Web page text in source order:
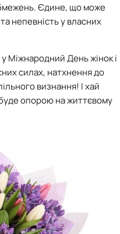
Єдине, що може
непевність у власних
Міжнародний День жінок і
силах, натхнення до
визнання! І хай
буде опорою на життєвому